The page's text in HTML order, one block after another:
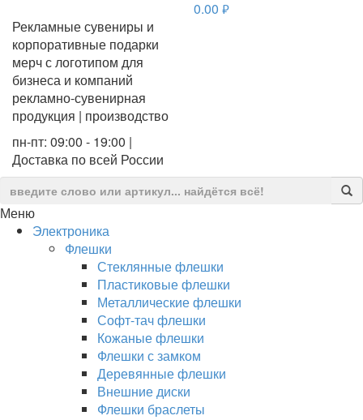
Рекламные сувениры и
корпоративные подарки
мерч с логотипом для
бизнеса и компаний
рекламно-сувенирная
продукция | производство
пн-пт: 09:00 - 19:00 |
Доставка по всей России
0.00 руб.
Меню
Электроника
Флешки
Стеклянные флешки
Пластиковые флешки
Металлические флешки
Софт-тач флешки
Кожаные флешки
Флешки с замком
Деревянные флешки
Внешние диски
Флешки браслеты